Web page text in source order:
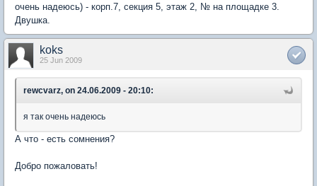
очень надеюсь) - корп.7, секция 5, этаж 2, № на площадке 3.
Двушка.
koks
25 Jun 2009
rewcvarz, on 24.06.2009 - 20:10:
я так очень надеюсь
А что - есть сомнения?
Добро пожаловать!